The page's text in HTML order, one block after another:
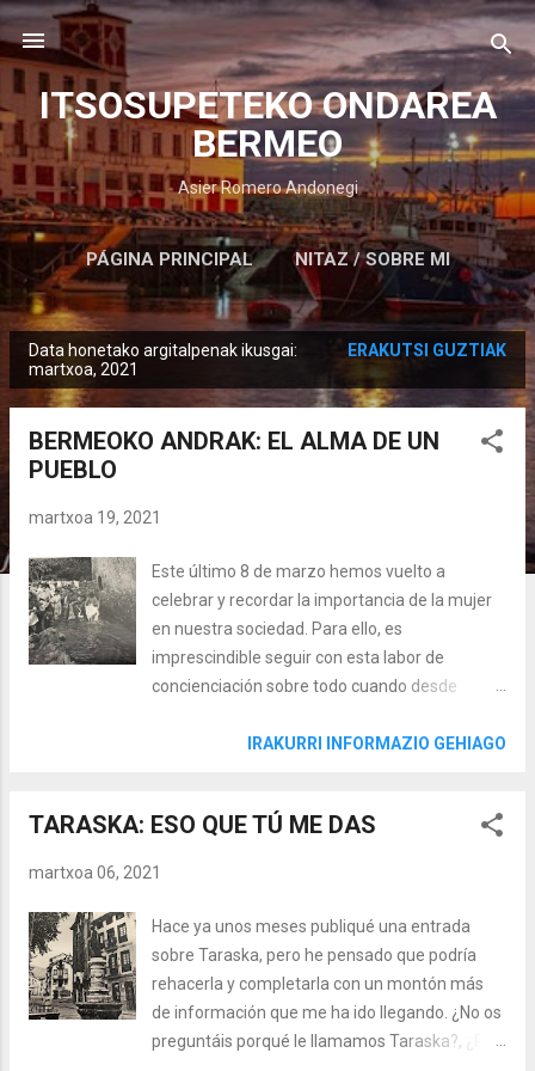
Saltatu eta joan eduki nagusira
ITSOSUPETEKO ONDAREA
BERMEO
Asier Romero Andonegi
PÁGINA PRINCIPAL NITAZ / SOBRE MI
M
e
Data honetako argitalpenak ikusgai:
martxoa, 2021
ERAKUTSI GUZTIAK
BERMEOKO ANDRAK: EL ALMA DE UN
PUEBLO
martxoa 19, 2021
Este último 8 de marzo hemos vuelto a
celebrar y recordar la importancia de la mujer
en nuestra sociedad. Para ello, es
imprescindible seguir con esta labor de
concienciación sobre todo cuando desde
el fascismo blanqueado, se está intentando
vienen a la cabeza mil momentos en los que
de nosotr@s mientras aita estaba en la mar,
educándonos, transmitiéndonos la cultura, la
lengua o gestionando y administrando la casa,
y todo esto en la mayor parte de los casos
mientras trabajaban en la fábrica o en alguna
IRAKURRI INFORMAZIO GEHIAGO
TARASKA: ESO QUE TÚ ME DAS
martxoa 06, 2021
Hace ya unos meses publiqué una entrada
sobre Taraska, pero he pensado que podría
rehacerla y completarla con un montón más
de información que me ha ido llegando. ¿No os
preguntáis porqué le llamamos Taraska?, ¿Por